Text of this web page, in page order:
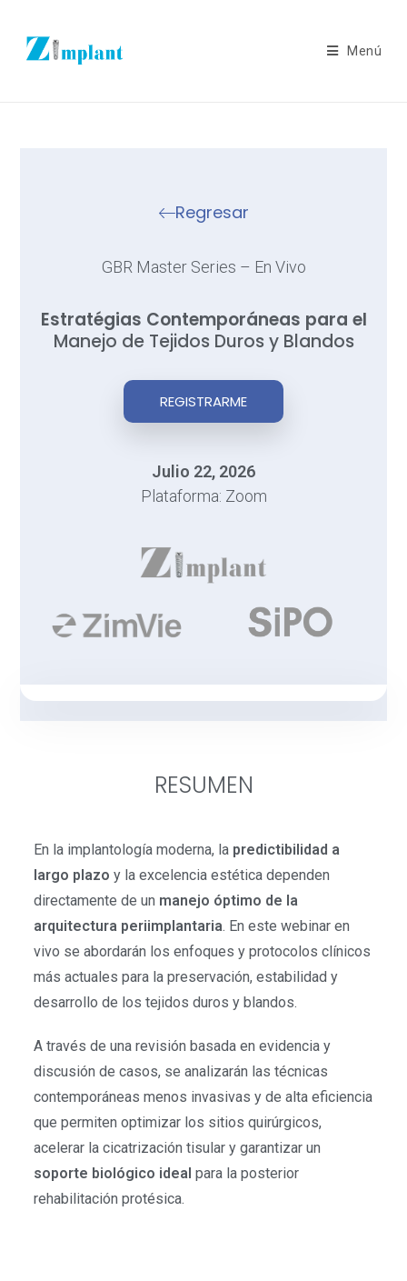
Menú
Regresar
GBR Master Series – En Vivo
Estratégias Contemporáneas para el
Manejo de Tejidos Duros y Blandos
REGISTRARME
Julio 22, 2026
Plataforma: Zoom
RESUMEN
En la implantología moderna, la predictibilidad a
largo plazo y la excelencia estética dependen
directamente de un manejo óptimo de la
arquitectura periimplantaria. En este webinar en
vivo se abordarán los enfoques y protocolos clínicos
más actuales para la preservación, estabilidad y
desarrollo de los tejidos duros y blandos.
A través de una revisión basada en evidencia y
discusión de casos, se analizarán las técnicas
contemporáneas menos invasivas y de alta eficiencia
que permiten optimizar los sitios quirúrgicos,
acelerar la cicatrización tisular y garantizar un
soporte biológico ideal para la posterior
rehabilitación protésica.